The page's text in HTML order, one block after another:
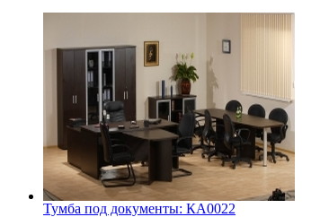
Тумба под документы: КА0022